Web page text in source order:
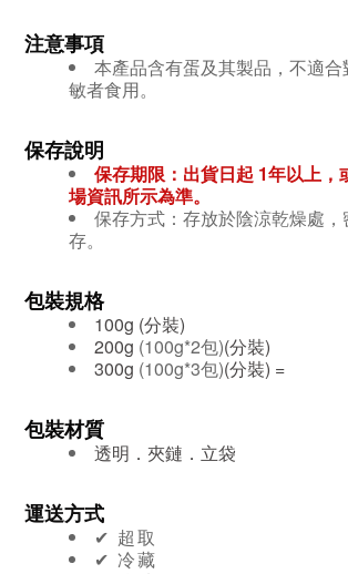
注意事項
本產品含有蛋及其製品，不適合
敏者食用。
保存說明
保存期限：出貨日起 1年以上，
場資訊所示為準。
保存方式：存放於陰涼乾燥處，
存。
包裝規格
100g (分裝)
200g (100g*2包)(分裝)
300g (100g*3包)(分裝) =
包裝材質
透明．夾鏈．立袋
運送方式
✔︎ 超取
✔︎ 冷藏